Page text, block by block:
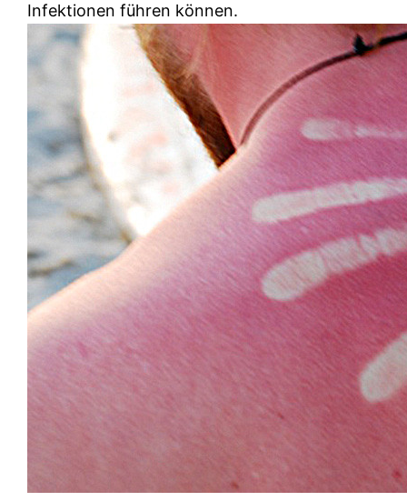
Infektionen führen können.